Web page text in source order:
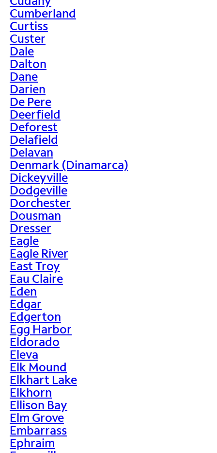
Cumberland
Curtiss
Custer
Dale
Dalton
Dane
Darien
De Pere
Deerfield
Deforest
Delafield
Delavan
Denmark (Dinamarca)
Dickeyville
Dodgeville
Dorchester
Dousman
Dresser
Eagle
Eagle River
East Troy
Eau Claire
Eden
Edgar
Edgerton
Egg Harbor
Eldorado
Eleva
Elk Mound
Elkhart Lake
Elkhorn
Ellison Bay
Elm Grove
Embarrass
Ephraim